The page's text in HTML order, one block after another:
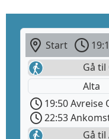
Start
Gå
Alta
19:50 Avreise
22:53
Gå